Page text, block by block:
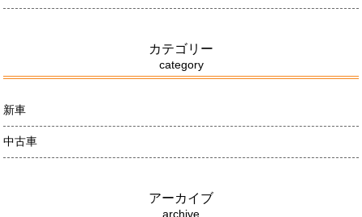
カテゴリー
category
新車
中古車
アーカイブ
archive